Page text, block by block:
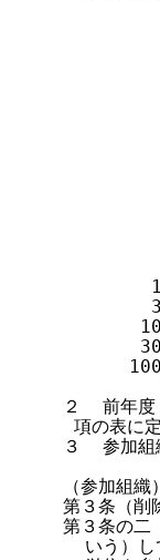
２  前年度
項の表に
３  参加組
（参加組織）
第３条（削
第３条の二
いう）し